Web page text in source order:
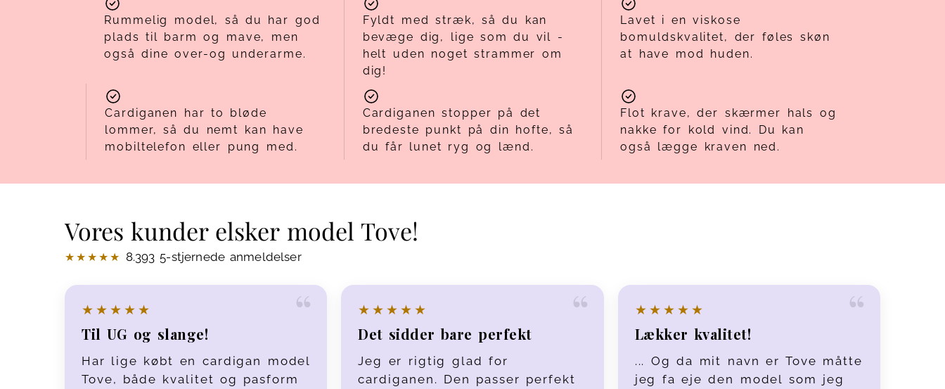
Rummelig model, så du har god
plads til barm og mave, men
også dine over-og underarme.
Fyldt med stræk, så du kan
bevæge dig, lige som du vil -
helt uden noget strammer om
dig!
Lavet i en viskose
bomuldskvalitet, der føles skøn
at have mod huden.
Cardiganen har to bløde
lommer, så du nemt kan have
mobiltelefon eller pung med.
Cardiganen stopper på det
bredeste punkt på din hofte, så
du får lunet ryg og lænd.
Flot krave, der skærmer hals og
nakke for kold vind. Du kan
også lægge kraven ned.
Vores kunder elsker model Tove!
★★★★★ 8.393 5-stjernede anmeldelser
★★★★★
Til UG og slange!
Har lige købt en cardigan model
Tove, både kvalitet og pasform
★★★★★
Det sidder bare perfekt
Jeg er rigtig glad for
cardiganen. Den passer perfekt
★★★★★
Lækker kvalitet!
... Og da mit navn er Tove måtte
jeg fa eje den model som jeg